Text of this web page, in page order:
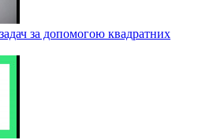
за допомогою квадратних